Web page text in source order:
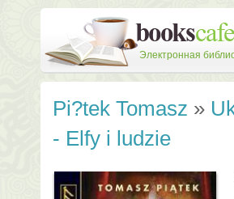
Электронная
Pi?tek Tomasz »
- Elfy i ludzie